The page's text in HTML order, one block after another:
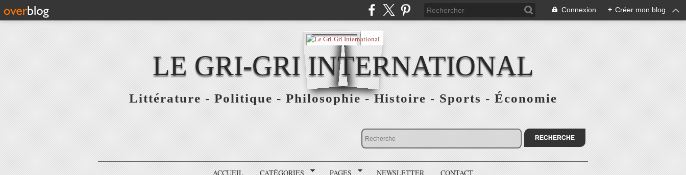
Connexion + Créer mon blog
LE GRI-GRI INTERNATIONAL
Littérature - Politique - Philosophie - Histoire - Sports - Économie
ACCUEIL CATÉGORIES PAGES NEWSLETTER CONTACT